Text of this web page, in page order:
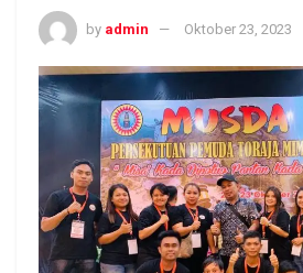
by admin Oktober 23, 2023